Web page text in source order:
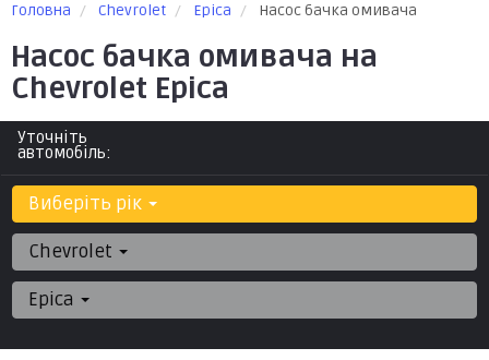
Головна Chevrolet Epica Насос бачка омивача
Насос бачка омивача на
Chevrolet Epica
Уточніть
автомобіль:
Виберіть рік
Chevrolet
Epica